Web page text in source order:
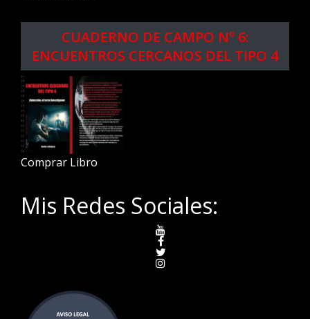
CUADERNO DE CAMPO Nº 6:
ENCUENTROS CERCANOS DEL TIPO 4
Comprar Libro
Mis Redes Sociales: